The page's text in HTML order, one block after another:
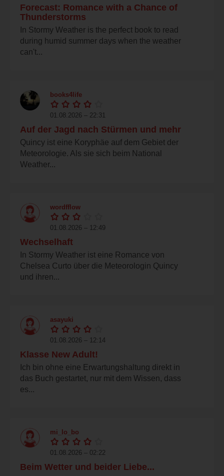
Forecast: Romance with a Chance of
Thunderstorms
In Stormy Weather is the perfect book to read
during humid summer days when the weather
can't...
books4life
01.08.2026 – 22:31
Auf der Jagd nach Stürmen und mehr
Quincy ist eine Koryphäe auf dem Gebiet der
Meteorologie. Als sie sich beim National
Weather...
wordfflow
01.08.2026 – 12:49
Wechselhaft
In Stormy Weather ist eine Romance von
Chelsea Curto über die Meteorologin Quincy
und ihren...
asayuki
01.08.2026 – 12:14
Klasse New Adult!
Ich bin ohne eine Erwartungshaltung direkt in
das Buch gestartet, nur mit dem Wissen, dass
es...
mi_lo_bo
01.08.2026 – 02:22
Beim Wetter und beider Liebe...